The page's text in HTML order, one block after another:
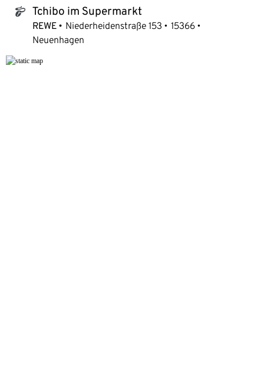
tchibo_logo Tchibo im Supermarkt
REWE Niederheidenstraße 153
15366
Neuenhagen